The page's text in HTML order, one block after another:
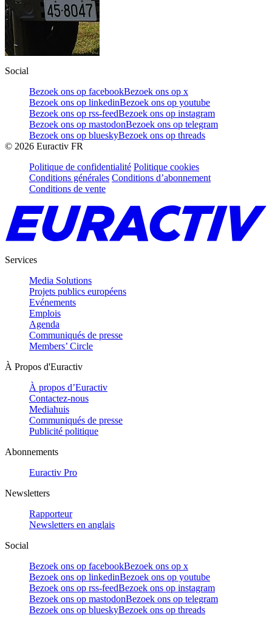
Social
Bezoek ons op facebookBezoek ons op x
Bezoek ons op linkedinBezoek ons op youtube
Bezoek ons op rss-feedBezoek ons op instagram
Bezoek ons op mastodonBezoek ons op telegram
Bezoek ons op blueskyBezoek ons op threads
© 2026 Euractiv FR
Politique de confidentialité Politique cookies
Conditions générales Conditions d’abonnement
Conditions de vente
Services
Media Solutions
Projets publics européens
Evénements
Emplois
Agenda
Communiqués de presse
Members’ Circle
À Propos d'Euractiv
À propos d’Euractiv
Contactez-nous
Mediahuis
Communiqués de presse
Publicité politique
Abonnements
Euractiv Pro
Newsletters
Rapporteur
Newsletters en anglais
Social
Bezoek ons op facebookBezoek ons op x
Bezoek ons op linkedinBezoek ons op youtube
Bezoek ons op rss-feedBezoek ons op instagram
Bezoek ons op mastodonBezoek ons op telegram
Bezoek ons op blueskyBezoek ons op threads